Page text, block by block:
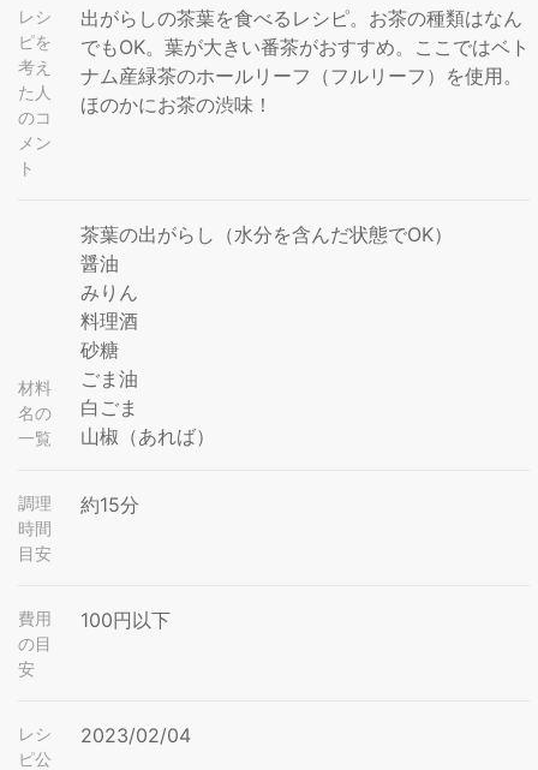
レシ
ピを
考え
た人
のコ
メン
ト
出がらしの茶葉を食べるレシピ。お茶の種類はなん
でもOK。葉が大きい番茶がおすすめ。ここではベト
ナム産緑茶のホールリーフ（フルリーフ）を使用。
ほのかにお茶の渋味！
材料
名の
一覧
茶葉の出がらし（水分を含んだ状態でOK）
醤油
みりん
料理酒
砂糖
ごま油
白ごま
山椒（あれば）
調理
時間
目安
約15分
費用
の目
安
100円以下
レシ
ピ公
2023/02/04